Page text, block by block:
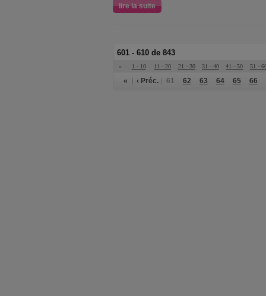
lire la suite
601 - 610 de 843
« 1 - 10 11 - 20 21 - 30 31 - 40 41 - 50 51 -
« ‹ Préc. 61 62 63 64 65 66